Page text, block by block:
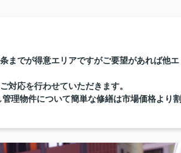
までが得意エリアですがご要望があれば他エ
対応を行わせていただきます。
理物件について簡単な修繕は市場価格より割